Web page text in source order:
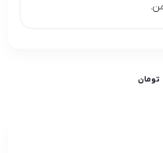
تومان